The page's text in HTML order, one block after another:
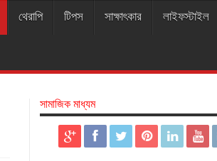
থেরাপি টিপস সাক্ষাৎকার লাইফস্টাইল
সামাজিক মাধ্যম